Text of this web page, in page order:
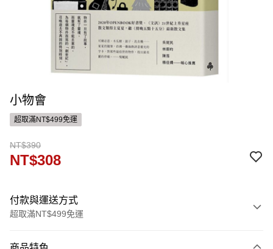
小物會
超取滿NT$499免運
NT$390
NT$308
付款與運送方式
超取滿NT$499免運